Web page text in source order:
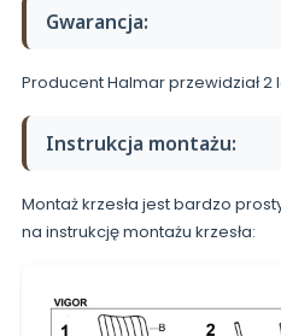
Gwarancja:
Producent Halmar przewidział 2
Instrukcja montażu:
Montaż krzesła jest bardzo
na instrukcję montażu krzesła: